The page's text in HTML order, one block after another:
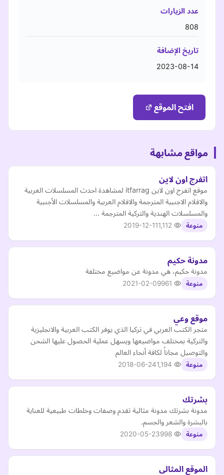
عدد الزيارات
808
تاريخ الإضافة
2023-08-14
افتح الموقع
مواقع مشابهة
اتفرج اون لاين
موقع اتفرج اون لاين itfarrag لمشاهدة احدث المسلسلات العربية
والافلام الاجنبية المترجمة والافلام العربية والمسلسلات الأجنبية
والمسلسلات الهندية والتركية المترجمة ...
منوعة 2019-12-11
مدونة حكيم
مدونة حكيم، هي مدونة عن مواضيع مختلفة
منوعة 2021-02-09
موقع وعي
متجر الكتب العربي في تركيا الذي يوفر الكتب العربية والانجليزية
والتركية بمختلف مواضيعها ويسهل عملية الحصول عليها الشحن
والتوصيل مجاناً لكافة أنحاء العالم
منوعة 2018-06-24
بشرتك
مدونة بشرتك مدونة مثالية تقدم وصفات وخلطات طبيعية للعناية
بالبشرة والشعر والجسم.
منوعة 2020-05-23
الموقع المثالي